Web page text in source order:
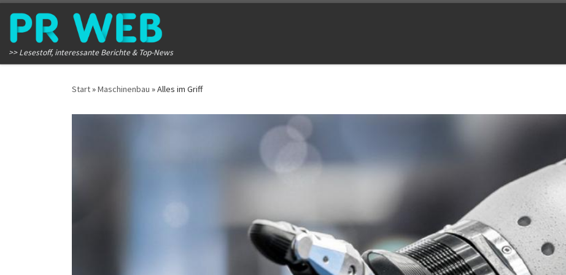
Zum Inhalt springen
>> Lesestoff, interessante Berichte & Top-News
Start»Maschinenbau »Alles im Griff